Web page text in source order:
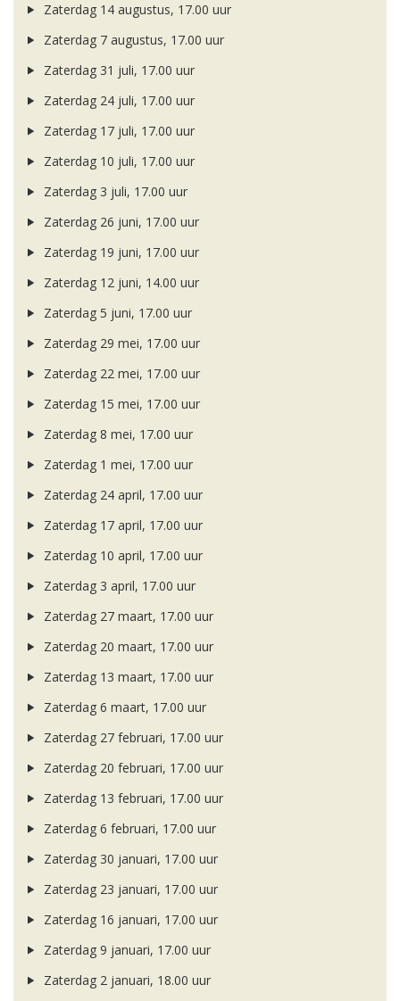
Zaterdag 14 augustus, 17.00 uur
Zaterdag 7 augustus, 17.00 uur
Zaterdag 31 juli, 17.00 uur
Zaterdag 24 juli, 17.00 uur
Zaterdag 17 juli, 17.00 uur
Zaterdag 10 juli, 17.00 uur
Zaterdag 3 juli, 17.00 uur
Zaterdag 26 juni, 17.00 uur
Zaterdag 19 juni, 17.00 uur
Zaterdag 12 juni, 14.00 uur
Zaterdag 5 juni, 17.00 uur
Zaterdag 29 mei, 17.00 uur
Zaterdag 22 mei, 17.00 uur
Zaterdag 15 mei, 17.00 uur
Zaterdag 8 mei, 17.00 uur
Zaterdag 1 mei, 17.00 uur
Zaterdag 24 april, 17.00 uur
Zaterdag 17 april, 17.00 uur
Zaterdag 10 april, 17.00 uur
Zaterdag 3 april, 17.00 uur
Zaterdag 27 maart, 17.00 uur
Zaterdag 20 maart, 17.00 uur
Zaterdag 13 maart, 17.00 uur
Zaterdag 6 maart, 17.00 uur
Zaterdag 27 februari, 17.00 uur
Zaterdag 20 februari, 17.00 uur
Zaterdag 13 februari, 17.00 uur
Zaterdag 6 februari, 17.00 uur
Zaterdag 30 januari, 17.00 uur
Zaterdag 23 januari, 17.00 uur
Zaterdag 16 januari, 17.00 uur
Zaterdag 9 januari, 17.00 uur
Zaterdag 2 januari, 18.00 uur